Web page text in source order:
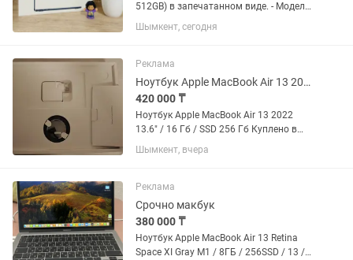
512GB) в запечатанном виде. - Модель:
MacBook Air 13 (2026) - Процессор:
Мощный чип Apple M5 - Память: 24GB
512GB скоростной SSD -...
Шымкент, сегодня
Реклама
Ноутбук Apple MacBook Air 13 2022 13.6 / 16 Гб / SSD 256 Гб
420 000 ₸
Ноутбук Apple MacBook Air 13 2022
13.6" / 16 Гб / SSD 256 Гб Куплено в
октябре 2025 (еще на гарантии)
Батарея 100%, цикл 8 (не пользовался)
Пишите на .
Шымкент, вчера
Реклама
Срочно макбук
380 000 ₸
Ноутбук Apple MacBook Air 13 Retina
Space XI Gray M1 / 8ГБ / 256SSD / 13 /